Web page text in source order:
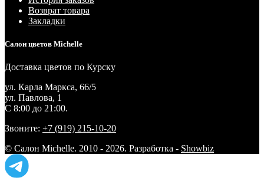
Возврат товара
Закладки
Салон цветов Michelle
Доставка цветов по Курску
ул. Карла Маркса, 66/5
ул. Павлова, 1
С 8:00 до 21:00.
Звоните: +7 (919) 215-10-20
© Салон Michelle. 2010 - 2026. Разработка - Showbiz